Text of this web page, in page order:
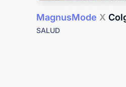
MagnusMode X
SALUD